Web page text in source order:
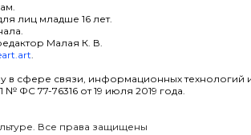
лиц младше 16 лет.
Малая К. В.
.
в сфере связи, информационных технологий
ФС 77-76316 от 19 июля 2019 года.
Все права защищены